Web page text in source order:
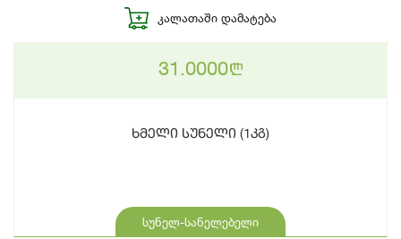
ᲙᲐᲚᲐᲗᲐᲨᲘ ᲓᲐᲛᲐᲢᲔᲑᲐ
31.0000n
ხმელი სუნელი (1კგ)
სუნელ-სანელებელი